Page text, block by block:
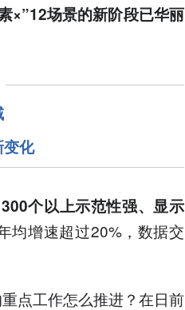
×”12场景的新阶段已华丽
化
300个以上示范性强、显示
均增速超过20%，数据交
重点工作怎么推进？在日前